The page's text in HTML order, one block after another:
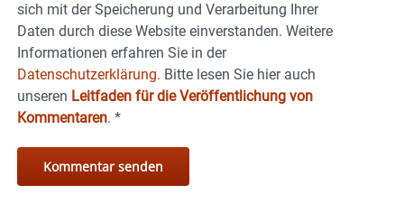
sich mit der Speicherung und Verarbeitung Ihrer
Daten durch diese Website einverstanden. Weitere
Informationen erfahren Sie in der
Datenschutzerklärung. Bitte lesen Sie hier auch
unseren Leitfaden für die Veröffentlichung von
Kommentaren. *